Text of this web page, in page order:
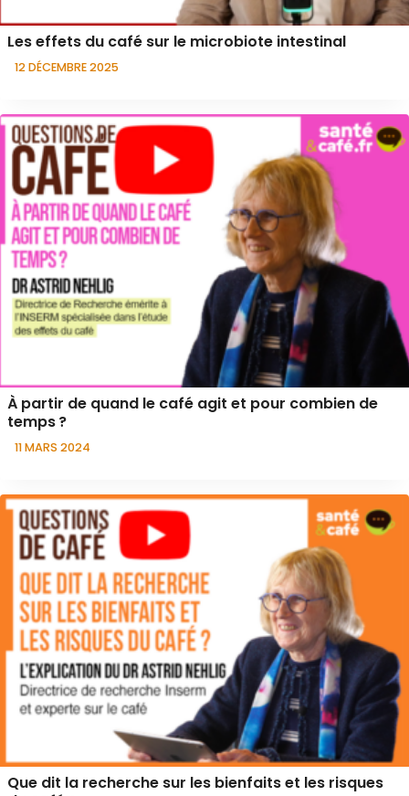
Les effets du café sur le microbiote intestinal
12 DÉCEMBRE 2025
À partir de quand le café agit et pour combien de
temps ?
11 MARS 2024
Que dit la recherche sur les bienfaits et les risques